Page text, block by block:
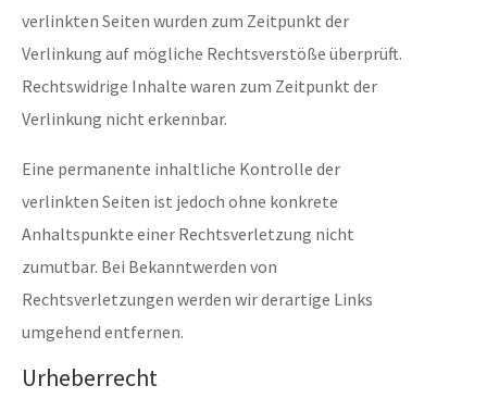
verlinkten Seiten wurden zum Zeitpunkt der
Verlinkung auf mögliche Rechtsverstöße überprüft.
Rechtswidrige Inhalte waren zum Zeitpunkt der
Verlinkung nicht erkennbar.
Eine permanente inhaltliche Kontrolle der
verlinkten Seiten ist jedoch ohne konkrete
Anhaltspunkte einer Rechtsverletzung nicht
zumutbar. Bei Bekanntwerden von
Rechtsverletzungen werden wir derartige Links
umgehend entfernen.
Urheberrecht